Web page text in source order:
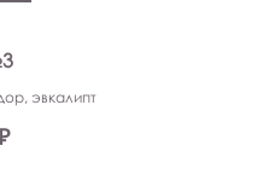
эвкалипт